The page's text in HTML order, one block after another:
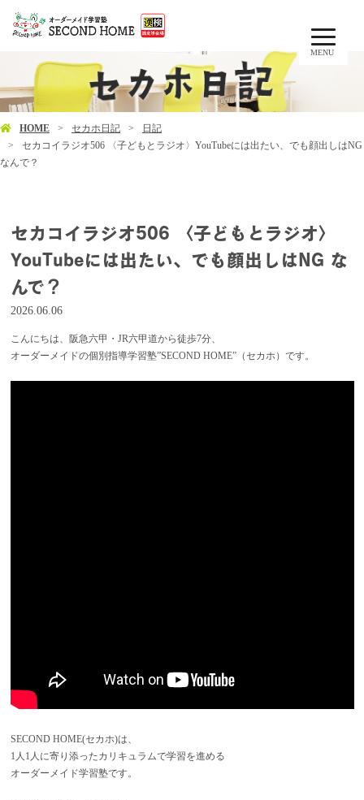
MENU
HOME セカホ日記
日記
セカコイラジオ506 〈子どもとラジオ〉YouTubeには出たい、でも顔出しはNG
なんで？
セカコイラジオ506 〈子どもとラジオ〉
YouTubeには出たい、でも顔出しはNG な
んで？
2026.06.06
こんにちは、阪急六甲・JR六甲道から徒歩7分、
オーダーメイドの個別指導学習塾”SECOND HOME”（セカホ）です。
SECOND HOME(セカホ)は、
1人1人に寄り添ったカリキュラムで学習を進める
オーダーメイド学習塾です。